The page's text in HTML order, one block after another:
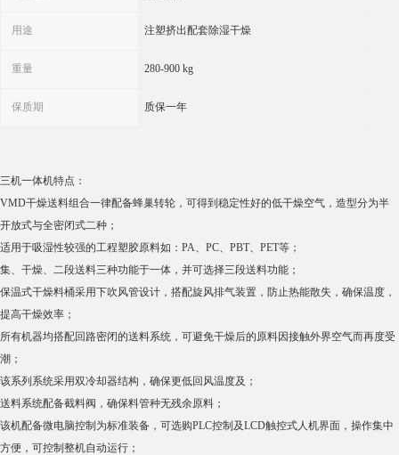
用途 注塑挤出配套除湿干燥
重量 280-900 kg
保质期 质保一年
三机一体机特点：
VMD干燥送料组合一律配备蜂巢转轮，可得到稳定性好的低干燥空气，造型分为半
开放式与全密闭式二种；
适用于吸湿性较强的工程塑胶原料如：PA、PC、PBT、PET等；
集、干燥、二段送料三种功能于一体，并可选择三段送料功能；
保温式干燥料桶采用下吹风管设计，搭配旋风排气装置，防止热能散失，确保温度，
提高干燥效率；
所有机器均搭配回路密闭的送料系统，可避免干燥后的原料因接触外界空气而再度受
潮；
该系列系统采用双冷却器结构，确保更低回风温度及；
送料系统配备截料阀，确保料管种无残余原料；
该机配备微电脑控制为标准装备，可选购PLC控制及LCD触控式人机界面，操作集中
方便，可控制整机自动运行；